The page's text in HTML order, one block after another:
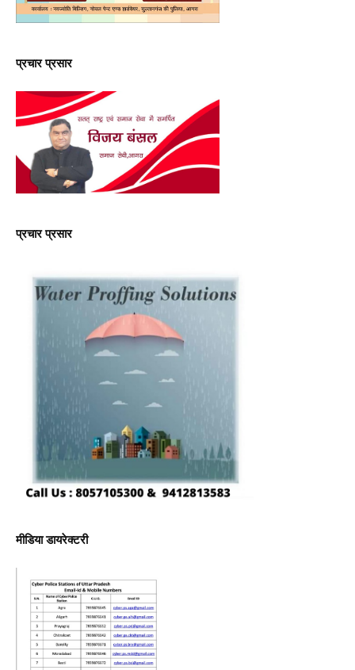
प्रचार प्रसार
प्रचार प्रसार
मीडिया डायरेक्टरी